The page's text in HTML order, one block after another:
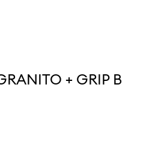
+ GRIP B